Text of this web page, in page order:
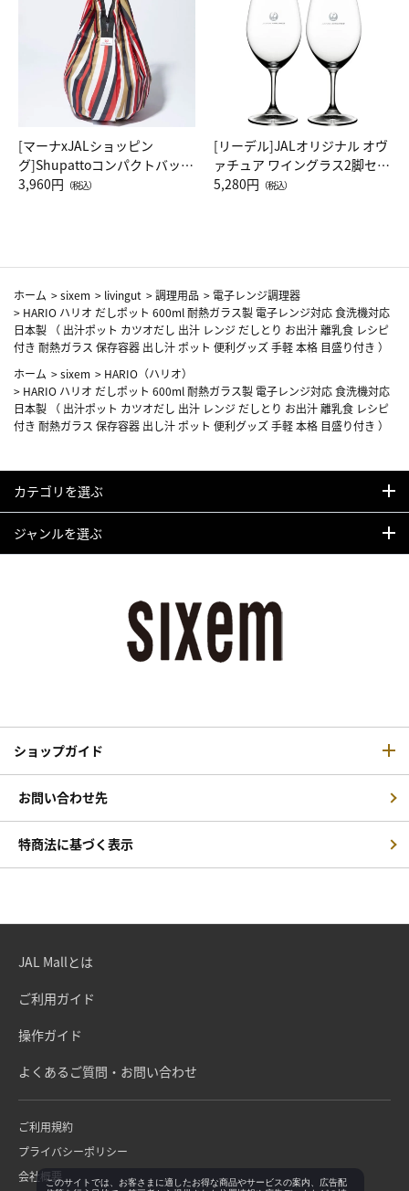
[マーナxJALショッピン
グ]Shupattoコンパクトバッグ
Drop JAL客室乗務員（LC）ス
3,960円 （税込）
[リーデル]JALオリジナル オヴ
ァチュア ワイングラス2脚セッ
ト（レッドワイン）
5,280円 （税込）
ホーム >sixem > livingut >調理用品 > 電子レンジ調理器
> HARIO ハリオ だしポット 600ml 耐熱ガラス製 電子レンジ対応 食洗機対応
日本製 （ 出汁ポット カツオだし 出汁 レンジ だしとり お出汁 離乳食 レシピ
付き 耐熱ガラス 保存容器 出し汁 ポット 便利グッズ 手軽 本格 目盛り付き ）
ホーム >sixem > HARIO（ハリオ）
> HARIO ハリオ だしポット 600ml 耐熱ガラス製 電子レンジ対応 食洗機対応
日本製 （ 出汁ポット カツオだし 出汁 レンジ だしとり お出汁 離乳食 レシピ
付き 耐熱ガラス 保存容器 出し汁 ポット 便利グッズ 手軽 本格 目盛り付き ）
カテゴリを選ぶ
ジャンルを選ぶ
ショップガイド
お問い合わせ先
特商法に基づく表示
JAL Mallとは
ご利用ガイド
操作ガイド
よくあるご質問・お問い合わせ
ご利用規約
プライバシーポリシー
会社概要このサイトでは、お客さまに適したお得な商品やサービスの案内、広告配